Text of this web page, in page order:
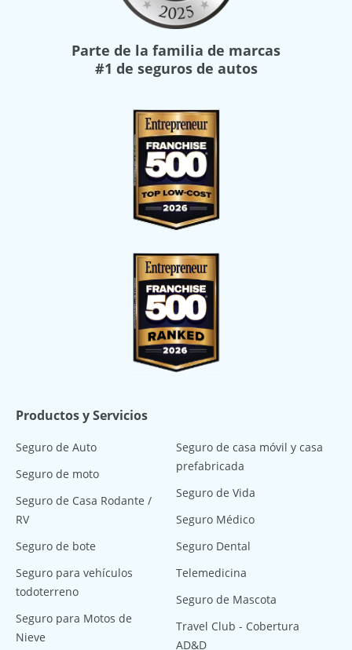
Parte de la familia de marcas
#1 de seguros de autos
Productos y Servicios
Seguro de Auto
Seguro de moto
Seguro de Casa Rodante /
RV
Seguro de bote
Seguro para vehículos
todoterreno
Seguro para Motos de
Nieve
Seguro de casa móvil y casa
prefabricada
Seguro de Vida
Seguro Médico
Seguro Dental
Telemedicina
Seguro de Mascota
Travel Club - Cobertura
AD&D